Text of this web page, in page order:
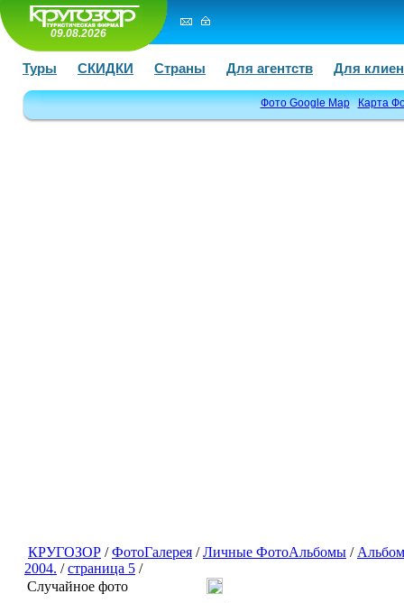
09.08.2026
Туры СКИДКИ Страны Для агентств Для
Фото Google Map Карта
КРУГОЗОР /ФотоГалерея /Личные ФотоАльбомы /
2004. /страница 5 /
Случайное фото